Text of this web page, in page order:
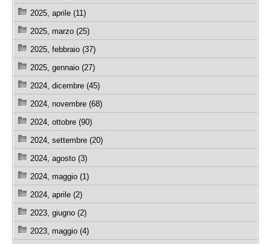
2025, aprile (11)
2025, marzo (25)
2025, febbraio (37)
2025, gennaio (27)
2024, dicembre (45)
2024, novembre (68)
2024, ottobre (90)
2024, settembre (20)
2024, agosto (3)
2024, maggio (1)
2024, aprile (2)
2023, giugno (2)
2023, maggio (4)